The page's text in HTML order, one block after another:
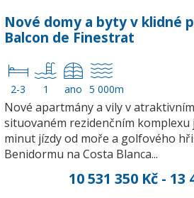
Nové domy a byty v klidné
Balcon de Finestrat
2-3 1 ano 5 000m
Nové apartmány a vily v
situovaném rezidenčním komplexu
minut jízdy od moře a golfového
Benidormu na Costa Blanca...
10 531 350 Kč - 13